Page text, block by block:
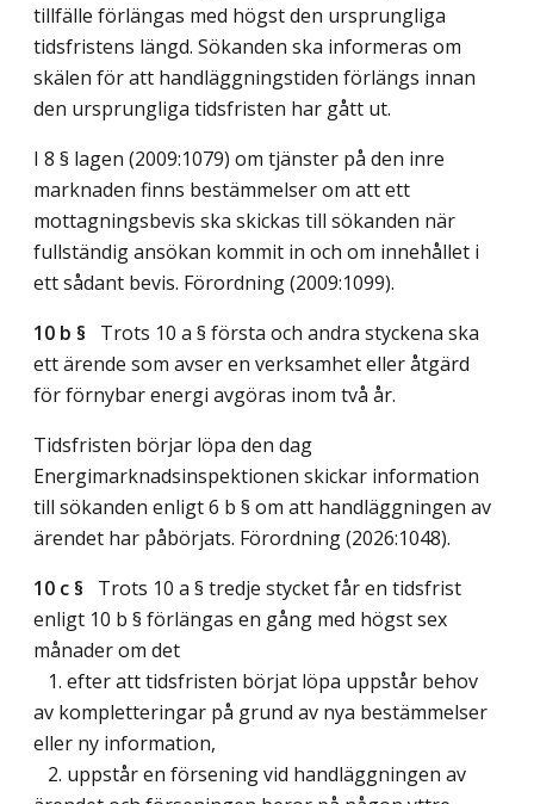
tillfälle förlängas med högst den ursprungliga
tidsfristens längd. Sökanden ska informeras om
skälen för att handläggningstiden förlängs innan
den ursprungliga tidsfristen har gått ut.
I 8 § lagen (2009:1079) om tjänster på den inre
marknaden finns bestämmelser om att ett
mottagningsbevis ska skickas till sökanden när
fullständig ansökan kommit in och om innehållet i
ett sådant bevis. Förordning (2009:1099).
10 b § Trots 10 a § första och andra styckena ska
ett ärende som avser en verksamhet eller åtgärd
för förnybar energi avgöras inom två år.
Tidsfristen börjar löpa den dag
Energimarknadsinspektionen skickar information
till sökanden enligt 6 b § om att handläggningen av
ärendet har påbörjats. Förordning (2026:1048).
10 c § Trots 10 a § tredje stycket får en tidsfrist
enligt 10 b § förlängas en gång med högst sex
månader om det
1. efter att tidsfristen börjat löpa uppstår behov
av kompletteringar på grund av nya bestämmelser
eller ny information,
2. uppstår en försening vid handläggningen av